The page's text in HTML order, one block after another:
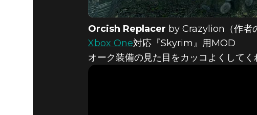
Orcish Replacer by Crazylion（作者
Xbox One対応『Skyrim』用MOD
オーク装備の見た目をカッコよくしてく